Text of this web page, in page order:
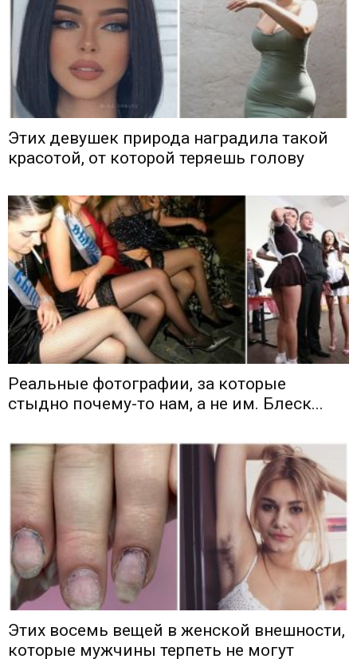
Этих девушек природа наградила такой
красотой, от которой теряешь голову
Реальные фотографии, за которые
стыдно почему-то нам, а не им. Блеск...
Этих восемь вещей в женской внешности,
которые мужчины терпеть не могут